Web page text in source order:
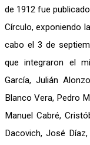
de 1912 fue
Círculo, exponiendo
cabo el 3 de
que integraron el
García, Julián
Blanco Vera, Pedro
Manuel Cabré,
Dacovich, José